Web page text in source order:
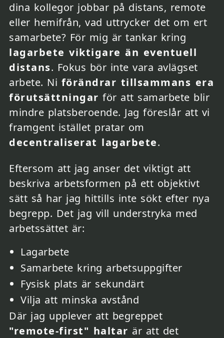
dina kollegor jobbar på distans, remote
eller hemifrån, vad uttrycker det om ert
samarbete? För mig är tankar kring
lagarbete viktigare än eventuell
distans. Fokus bör inte vara avlägset
arbete. Ni förändrar tillsammans era
förutsättningar för att samarbete blir
mindre platsberoende. Jag föreslår att vi
framgent istället pratar om
decentraliserat lagarbete.
Eftersom att jag anser det viktigt att
beskriva arbetsformen på ett objektivt
sätt så har jag hittills inte sökt efter nya
begrepp. Det jag vill understryka med
arbetssättet är:
Lagarbete
Samarbete kring arbetsuppgifter
Fysisk plats är sekundärt
Vilja att minska avstånd
Där jag upplever att begreppet
"remote-first" haltar är att det